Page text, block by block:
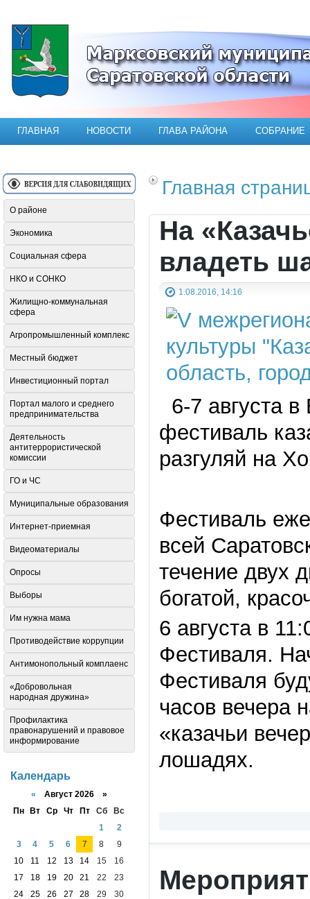
Официальный сайт Марксовского
ГЛАВНАЯ НОВОСТИ ГЛАВА РАЙОНА СОБРАНИЕ
Главная
На
владеть
1.08.2016, 14:16
6-7 августа
фестиваль
разгуляй на
Фестиваль
всей
течение двух
богатой,
6 августа в
Фестиваля.
Фестиваля
часов вечера
«казачьи
лошадях.
О районе
Экономика
Социальная сфера
НКО и СОНКО
Жилищно-коммунальная
сфера
Агропромышленный комплекс
Местный бюджет
Инвестиционный портал
Портал малого и среднего
предпринимательства
Деятельность
антитеррористической
комиссии
ГО и ЧС
Муниципальные образования
Интернет-приемная
Видеоматериалы
Опросы
Выборы
Им нужна мама
Противодействие коррупции
Антимонопольный комплаенс
«Добровольная
народная дружина»
Профилактика
правонарушений и правовое
информирование
Календарь
« Август 2026 »
Пн
Вт Ср Чт Пт Сб
Вс
1
2
3
4 5 6 7 8
9
10
11 12 13 14 15
16
17
18 19 20 21 22
23
24
25 26 27 28 29
30